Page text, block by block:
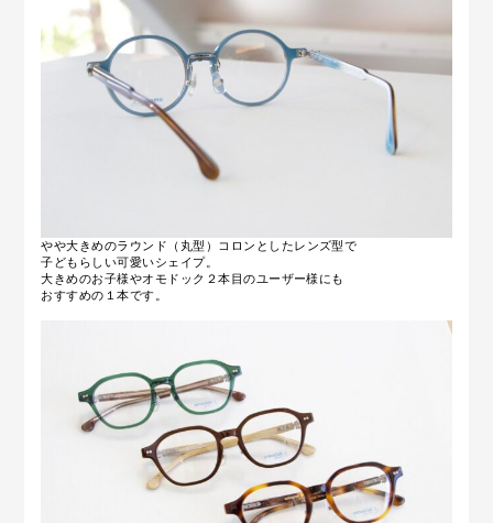
やや大きめのラウンド（丸型）
コロンとしたレンズ型で
子どもらしい可愛いシェイプ。
大きめのお子様やオモドック２本目のユーザー様にも
おすすめの１本です。